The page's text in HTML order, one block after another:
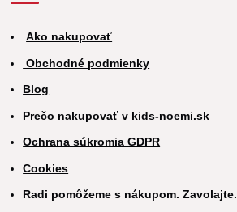
Ako nakupovať
Obchodné podmienky
Blog
Prečo nakupovať v kids-noemi.sk
Ochrana súkromia GDPR
Cookies
Radi pomôžeme s nákupom. Zavolajte.